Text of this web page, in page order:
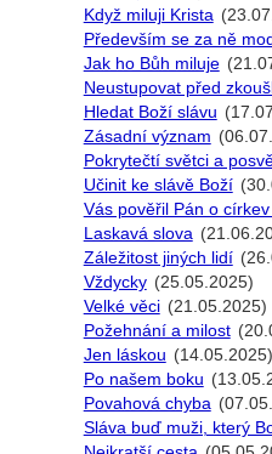
Když miluji Krista
Především se za ně
Jak ho Bůh miluje
Neustupovat před
Hledat Boží slávu
Zásadní význam
Pokrytečtí světci a
Učinit ke slávě Boží
Vás pověřil Pán o
Laskavá slova
Záležitost jiných lidí
Vždycky (25.05.2025)
Velké věci (21.05.2025)
Požehnání a milost
Jen láskou (14.05.2025)
Po našem boku
Povahová chyba
Sláva buď muži, který